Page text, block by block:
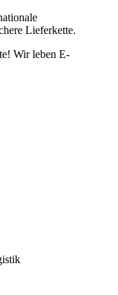
Lieferkette.
Wir leben E-